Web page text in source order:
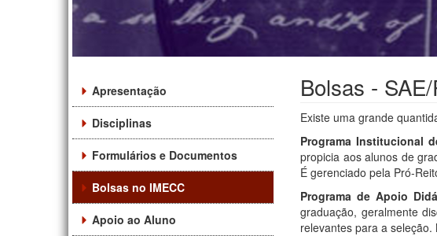
Apresentação
Disciplinas
Formulários e Documentos
Bolsas no IMECC
Apoio ao Aluno
Bolsas -
Existe uma grande
Programa Institucional
propicia aos alunos de
É gerenciado pela Pró-
Programa de Apoio
graduação, geralmente
relevantes para a seleção.